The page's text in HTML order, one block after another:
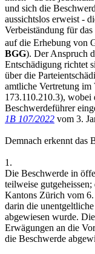
und sich die
aussichtslos erweist -
Verbeiständung für
auf die Erhebung von
BGG). Der Anspruch
Entschädigung richtet
über die
amtliche Vertretung im
173.110.210.3), wobei
Beschwerdeführer
1B 107/2022 vom 3.
Demnach erkennt das
1.
Die Beschwerde in
teilweise
Kantons Zürich vom
darin die
abgewiesen wurde.
Erwägungen an die
die Beschwerde